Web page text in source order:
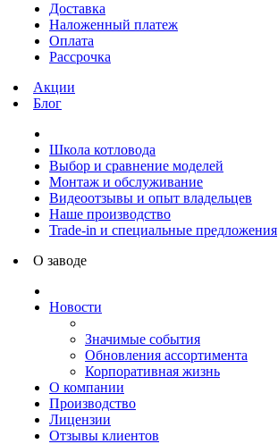
Доставка
Наложенный платеж
Оплата
Рассрочка
Акции
Блог
Школа котловода
Выбор и сравнение моделей
Монтаж и обслуживание
Видеоотзывы и опыт владельцев
Наше производство
Trade-in и специальные предложения
О заводе
Новости
Значимые события
Обновления ассортимента
Корпоративная жизнь
О компании
Производство
Лицензии
Отзывы клиентов